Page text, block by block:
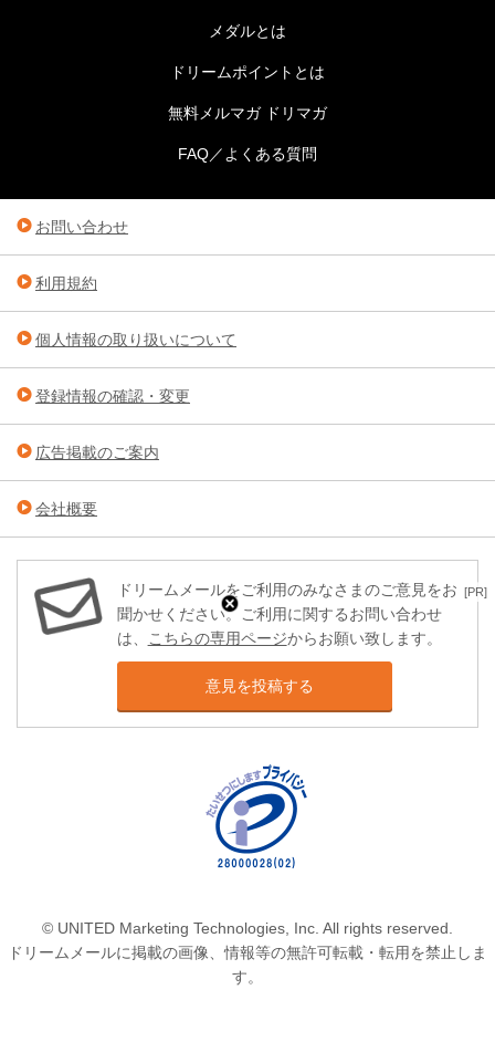
[PR]
メダルとは
ドリームポイントとは
無料メルマガ ドリマガ
FAQ／よくある質問
お問い合わせ
利用規約
個人情報の取り扱いについて
登録情報の確認・変更
広告掲載のご案内
会社概要
ドリームメールをご利用のみなさまのご意見をお
聞かせください。ご利用に関するお問い合わせ
は、
こちらの専用ページからお願い致します。
意見を投稿する
© UNITED Marketing Technologies, Inc. All rights reserved.
ドリームメールに掲載の画像、情報等の無許可転載・転用を禁止しま
す。